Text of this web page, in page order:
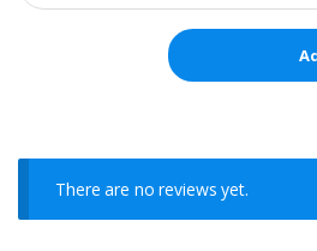
There are no reviews yet.